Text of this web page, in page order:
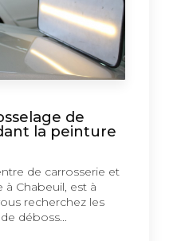
de
la peinture
de carrosserie et
Chabeuil, est à
recherchez les
déboss...